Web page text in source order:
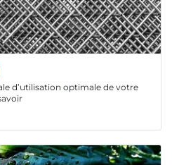
d’utilisation optimale de votre